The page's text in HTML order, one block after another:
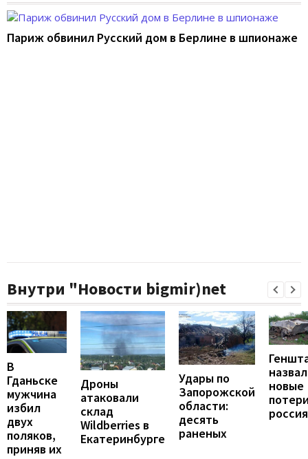
Париж обвинил Русский дом в Берлине в шпионаже
Внутри "Новости bigmir)net
В
Гданьске
мужчина
избил
двух
поляков,
приняв их
Дроны
атаковали
склад
Wildberries в
Екатеринбурге
Удары по
Запорожской
области:
десять
раненых
назвал
новые